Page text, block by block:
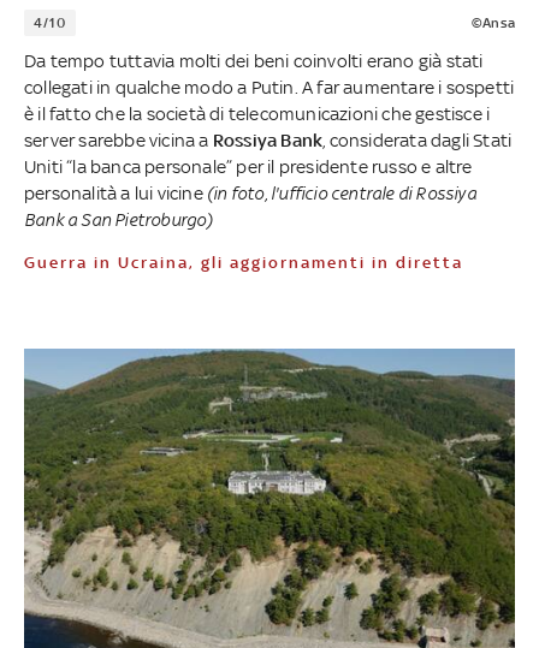
4/10 ©Ansa
Da tempo tuttavia molti dei beni coinvolti erano già stati
collegati in qualche modo a Putin. A far aumentare i sospetti
è il fatto che la società di telecomunicazioni che gestisce i
server sarebbe vicina a Rossiya Bank , considerata dagli Stati
Uniti “la banca personale” per il presidente russo e altre
personalità a lui vicine (in foto, l'ufficio centrale di Rossiya
Bank a San Pietroburgo)
Guerra in Ucraina, gli aggiornamenti in diretta